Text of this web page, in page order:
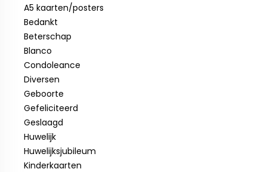
A5 kaarten/posters
Bedankt
Beterschap
Blanco
Condoleance
Diversen
Geboorte
Gefeliciteerd
Geslaagd
Huwelijk
Huwelijksjubileum
Kinderkaarten